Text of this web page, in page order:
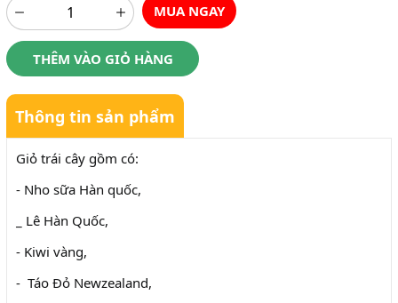
MUA NGAY
THÊM VÀO GIỎ HÀNG
Thông tin sản phẩm
Giỏ trái cây gồm có:
- Nho sữa Hàn quốc,
_ Lê Hàn Quốc,
- Kiwi vàng,
- Táo Đỏ Newzealand,